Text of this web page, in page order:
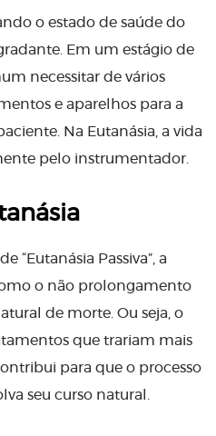
o estado de saúde do
Em um estágio de
necessitar de vários
e aparelhos para a
Na Eutanásia, a vida
pelo instrumentador.
“Eutanásia Passiva”, a
o não prolongamento
de morte. Ou seja, o
que trariam mais
para que o processo
seu curso natural.